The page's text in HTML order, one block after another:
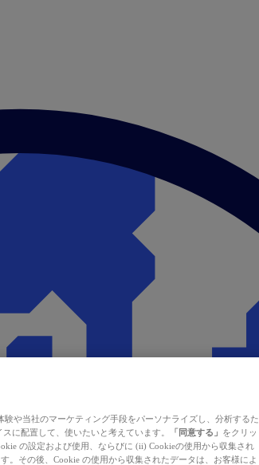
や当社のマーケティング手段をパーソナライズし、分析するた
に配置して、使いたいと考えています。
「同意する」 をクリッ
の設定および使用、ならびに (ii) Cookieの使用から収集され
。その後、Cookie の使用から収集されたデータは、お客様によ